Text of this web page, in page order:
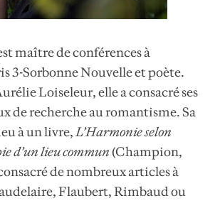
maître de conférences à
3-Sorbonne Nouvelle et poète.
Loiseleur, elle a consacré ses
de recherche au romantisme. Sa
à un livre,L’Harmonie selon
d’un lieu commun(Champion,
de nombreux articles à
Flaubert, Rimbaud ou